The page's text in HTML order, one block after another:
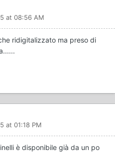
at 08:56 AM
ridigitalizzato ma preso di
at 01:18 PM
è disponibile già da un po